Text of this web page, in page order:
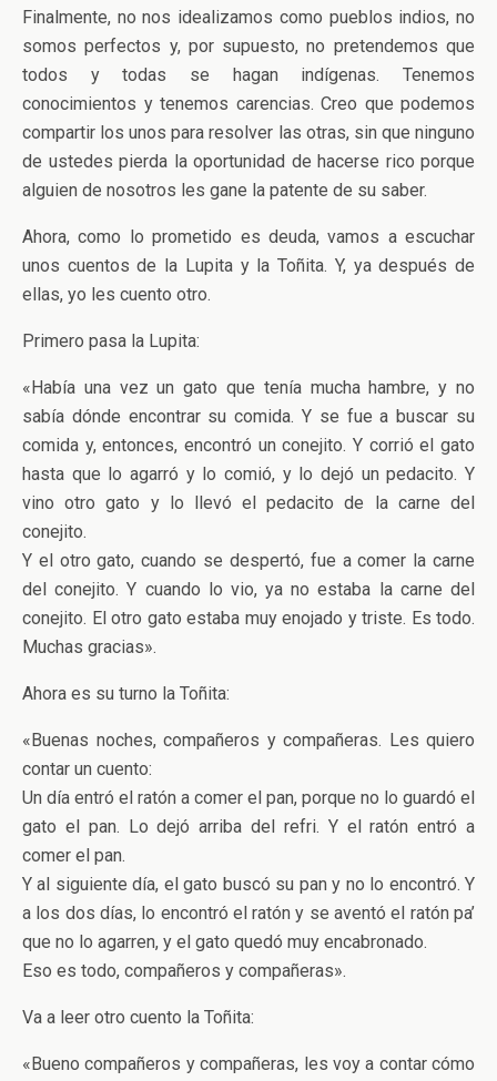
Finalmente, no nos idealizamos como pueblos indios, no
somos perfectos y, por supuesto, no pretendemos que
todos y todas se hagan indígenas. Tenemos
conocimientos y tenemos carencias. Creo que podemos
compartir los unos para resolver las otras, sin que ninguno
de ustedes pierda la oportunidad de hacerse rico porque
alguien de nosotros les gane la patente de su saber.
Ahora, como lo prometido es deuda, vamos a escuchar
unos cuentos de la Lupita y la Toñita. Y, ya después de
ellas, yo les cuento otro.
Primero pasa la Lupita:
«Había una vez un gato que tenía mucha hambre, y no
sabía dónde encontrar su comida. Y se fue a buscar su
comida y, entonces, encontró un conejito. Y corrió el gato
hasta que lo agarró y lo comió, y lo dejó un pedacito. Y
vino otro gato y lo llevó el pedacito de la carne del
conejito.
Y el otro gato, cuando se despertó, fue a comer la carne
del conejito. Y cuando lo vio, ya no estaba la carne del
conejito. El otro gato estaba muy enojado y triste. Es todo.
Muchas gracias».
Ahora es su turno la Toñita:
«Buenas noches, compañeros y compañeras. Les quiero
contar un cuento:
Un día entró el ratón a comer el pan, porque no lo guardó el
gato el pan. Lo dejó arriba del refri. Y el ratón entró a
comer el pan.
Y al siguiente día, el gato buscó su pan y no lo encontró. Y
a los dos días, lo encontró el ratón y se aventó el ratón pa’
que no lo agarren, y el gato quedó muy encabronado.
Eso es todo, compañeros y compañeras».
Va a leer otro cuento la Toñita:
«Bueno compañeros y compañeras, les voy a contar cómo